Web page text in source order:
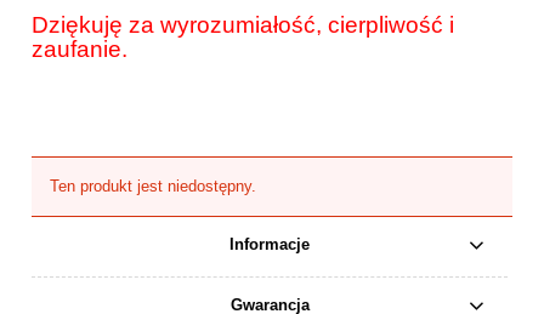
Dziękuję za wyrozumiałość, cierpliwość i
zaufanie.
Ten produkt jest niedostępny.
Informacje
Gwarancja